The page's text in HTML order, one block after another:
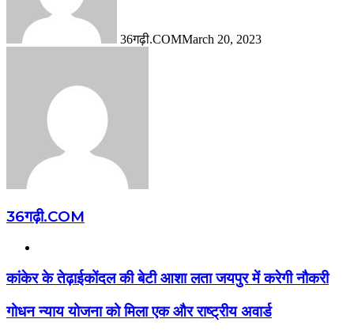
36गढ़ी.COMMarch 20, 2023
36गढ़ी.COM
कांकेर के तेढ़ाईकोंदल की बेटी आशा लता जयपुर में करेगी नौकरी
गोधन न्याय योजना को मिला एक और राष्ट्रीय अवार्ड